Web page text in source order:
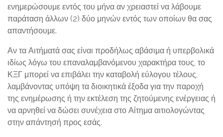
ενημερώσουμε εντός του μήνα αν χρειαστεί να λάβουμε
παράταση άλλων (2) δύο μηνών εντός των οποίων θα σας
απαντήσουμε.
Αν τα Αιτήματά σας είναι προδήλως αβάσιμα ή υπερβολικά
ιδίως λόγω του επαναλαμβανόμενου χαρακτήρα τους, το
ΚΞΓ μπορεί να επιβάλει την καταβολή εύλογου τέλους,
λαμβάνοντας υπόψη τα διοικητικά έξοδα για την παροχή
της ενημέρωσης ή την εκτέλεση της ζητούμενης ενέργειας ή
να αρνηθεί να δώσει συνέχεια στο Αίτημα αιτιολογώντας
στην απάντησή προς εσάς.